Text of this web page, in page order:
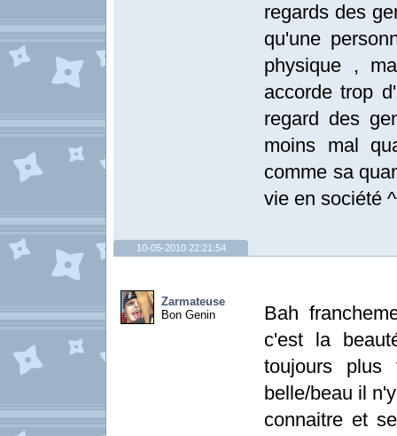
regards des
qu'une
physique ,
accorde trop
regard des
moins mal
comme sa
vie en société
10-05-2010 22:21:54
Zarmateuse
Bon Genin
Bah
c'est la
toujours
belle/beau il
connaitre et